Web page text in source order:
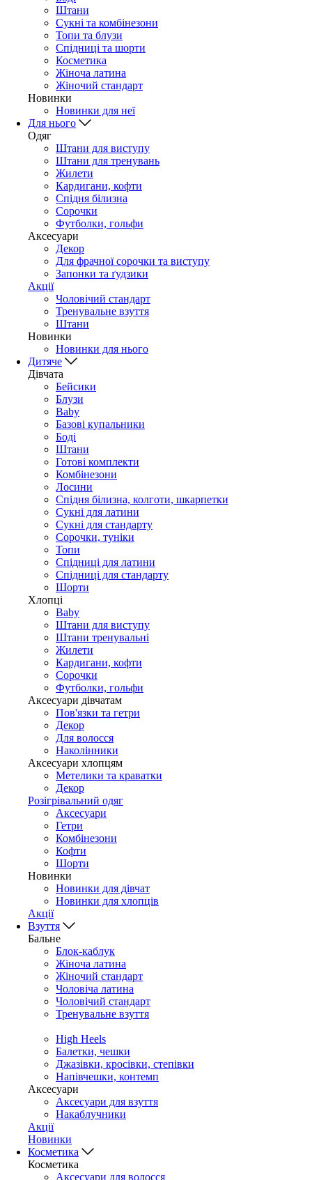
Штани
Сукні та комбінезони
Топи та блузи
Спідниці та шорти
Косметика
Жіноча латина
Жіночий стандарт
Новинки
Новинки для неї
Для нього
Одяг
Штани для виступу
Штани для тренувань
Жилети
Кардигани, кофти
Спідня білизна
Сорочки
Футболки, гольфи
Аксесуари
Декор
Для фрачної сорочки та виступу
Запонки та ґудзики
Акції
Чоловічий стандарт
Тренувальне взуття
Штани
Новинки
Новинки для нього
Дитяче
Дівчата
Бейсики
Блузи
Baby
Базові купальники
Боді
Штани
Готові комплекти
Комбінезони
Лосини
Спідня білизна, колготи, шкарпетки
Сукні для латини
Сукні для стандарту
Сорочки, туніки
Топи
Спідниці для латини
Спідниці для стандарту
Шорти
Хлопці
Baby
Штани для виступу
Штани тренувальні
Жилети
Кардигани, кофти
Сорочки
Футболки, гольфи
Аксесуари дівчатам
Пов'язки та гетри
Декор
Для волосся
Наколінники
Аксесуари хлопцям
Метелики та краватки
Декор
Розігрівальний одяг
Аксесуари
Гетри
Комбінезони
Кофти
Шорти
Новинки
Новинки для дівчат
Новинки для хлопців
Акції
Взуття
Бальне
Блок-каблук
Жіноча латина
Жіночий стандарт
Чоловіча латина
Чоловічий стандарт
Тренувальне взуття
High Heels
Балетки, чешки
Джазівки, кросівки, степівки
Напівчешки, контемп
Аксесуари
Аксесуари для взуття
Накаблучники
Акції
Новинки
Косметика
Косметика
Аксесуари для волосся